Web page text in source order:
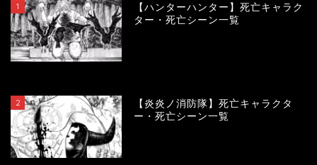
1
【ハンターハンター】死亡キャラク
ター・死亡シーン一覧
2
【炎炎ノ消防隊】死亡キャラクタ
ー・死亡シーン一覧